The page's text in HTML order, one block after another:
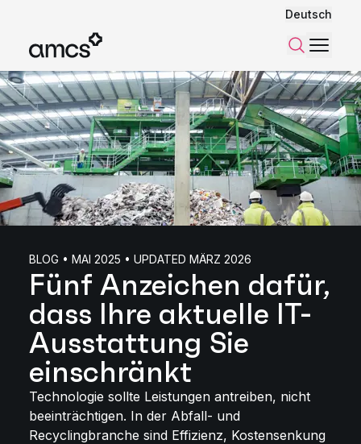
Deutsch
Suchen
Menü
BLOG • MAI 2025 • UPDATED MÄRZ 2026
Fünf Anzeichen dafür,
dass Ihre aktuelle IT-
Ausstattung Sie
einschränkt
Technologie sollte Leistungen antreiben, nicht
beeinträchtigen. In der Abfall- und
Recyclingbranche sind Effizienz, Kostensenkung